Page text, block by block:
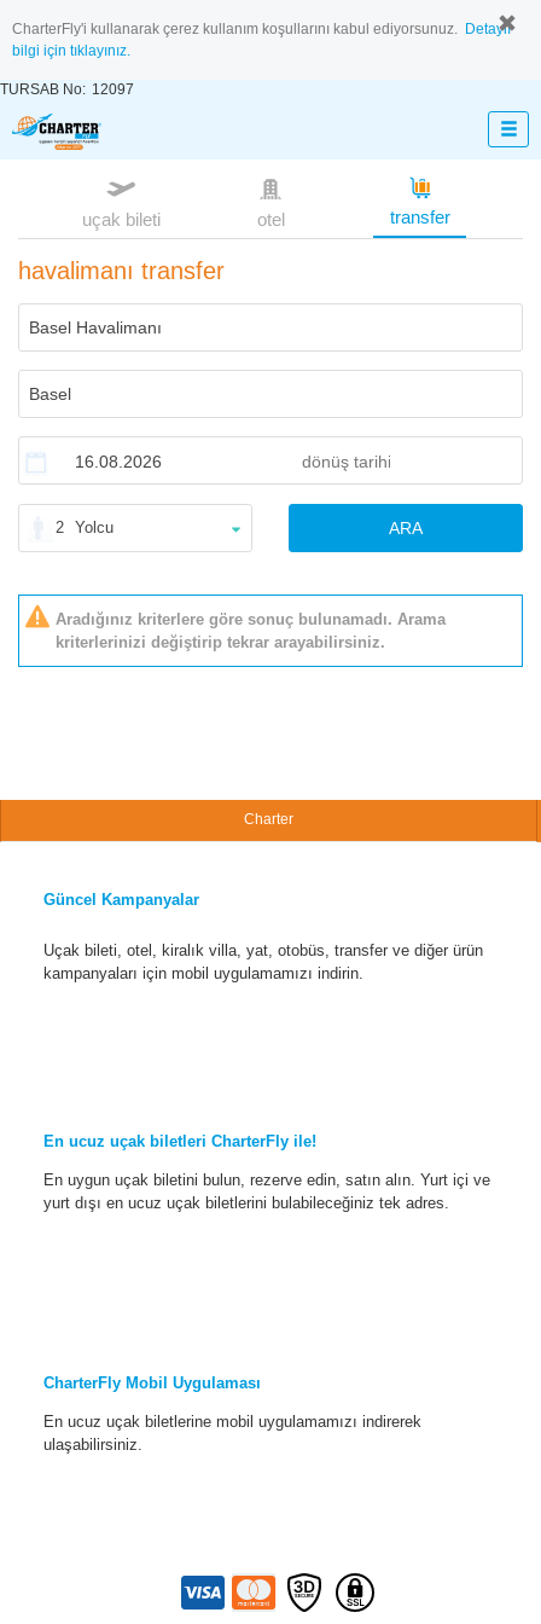
CharterFly'i kullanarak çerez kullanım koşullarını kabul ediyorsunuz. Detaylı
bilgi için tıklayınız.
TURSAB No: 12097
uçak bileti otel transfer
havalimanı transfer
2 Yolcu ARA
Aradığınız kriterlere göre sonuç bulunamadı. Arama
kriterlerinizi değiştirip tekrar arayabilirsiniz.
Charter
Güncel Kampanyalar
Uçak bileti, otel, kiralık villa, yat, otobüs, transfer ve diğer ürün
kampanyaları için mobil uygulamamızı indirin.
En ucuz uçak biletleri CharterFly ile!
En uygun uçak biletini bulun, rezerve edin, satın alın. Yurt içi ve
yurt dışı en ucuz uçak biletlerini bulabileceğiniz tek adres.
CharterFly Mobil Uygulaması
En ucuz uçak biletlerine mobil uygulamamızı indirerek
ulaşabilirsiniz.